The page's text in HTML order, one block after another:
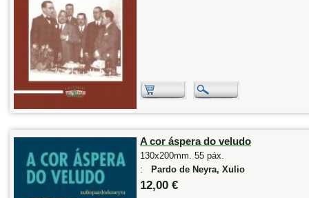
A cor áspera do veludo
130x200mm. 55 páx.
: Pardo de Neyra, Xulio
12,00 €